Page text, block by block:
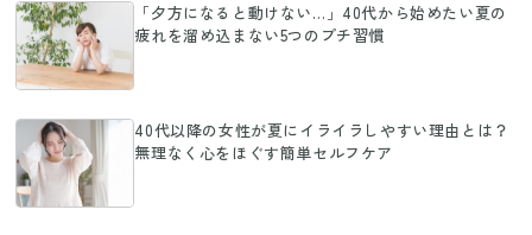
「夕方になると動けない…」40代から始めたい夏の
疲れを溜め込まない5つのプチ習慣
40代以降の女性が夏にイライラしやすい理由とは？
無理なく心をほぐす簡単セルフケア